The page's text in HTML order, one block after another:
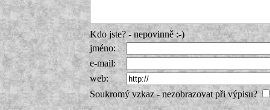
Kdo jste? - nepovinně :-)
jméno:
e-mail:
web:
Soukromý vzkaz - nezobrazovat při výpisu?